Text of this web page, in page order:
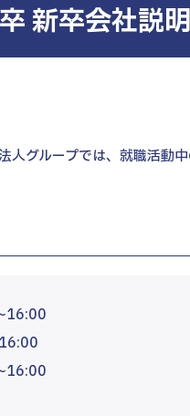
宮崎本部
新卒会社説
人グループでは、就職活動
16:00
16:00